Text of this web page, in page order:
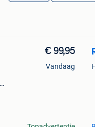
€ 99,95
Vandaag